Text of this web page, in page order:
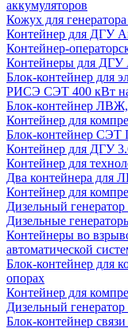
аккумуляторов
Кожух для
Контейнер для ДГУ
Контейнер-
Контейнеры для ДГУ
Блок-контейнер для
РИСЭ СЭТ 400 кВт
Блок-контейнер
Контейнер для
Блок-контейнер СЭТ
Контейнер для ДГУ
Контейнер для
Два контейнера для
Контейнер для
Дизельный
Дизельные
Контейнеры во
автоматической
Блок-контейнер для
опорах
Контейнер для
Дизельный
Блок-контейнер